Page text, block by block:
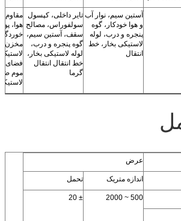
آستین سیم، نوار آب
و هوا خودکار، گوه
پنجره و درب، لوله
لاستیکی بخار، خط
انتقال
تایر داخلی، کپسول
سولفوراس، مصالح
سقف، آستین سیم،
گوه پنجره و درب،
لوله لاستیکی بخار،
خط انتقال انتقال
گرما
مقاوم
هوا،
مخزن،
فضای
موم
عرض
اندازه متریک تحمل
500 ~ 2000
± 20